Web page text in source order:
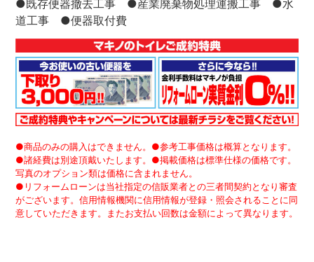
●既存便器撤去工事 ●産業廃棄物処理運搬工事 ●水
道工事 ●便器取付費
●商品のみの購入はできません。●参考工事価格は概算となります。
●諸経費は別途頂戴いたします。●掲載価格は標準仕様の価格です。
写真のオプション類は価格に含まれません。
●リフォームローンは当社指定の信販業者との三者間契約となり審査
がございます。信用情報機関に信用情報が登録・照会されることに同
意していただきます。またお支払い回数は金額によって異なります。